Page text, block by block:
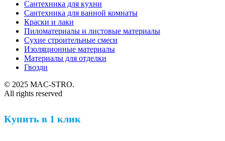
Сантехника для кухни
Сантехника для ванной комнаты
Краски и лаки
Пиломатериалы и листовые материалы
Сухие строительные смеси
Изоляционные материалы
Материалы для отделки
Гвозди
© 2025 MAC-STRO.
All rights reserved
Купить в 1 клик